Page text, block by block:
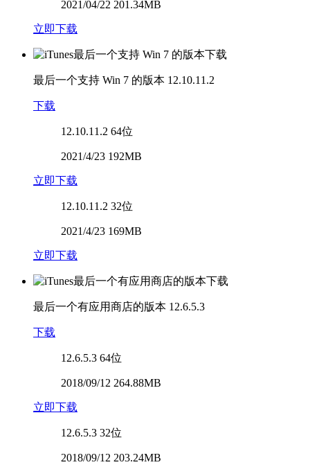
2021/04/22 201.34MB
立即下载
最后一个支持 Win 7 的版本 12.10.11.2
下载
12.10.11.2 64位
2021/4/23 192MB
立即下载
12.10.11.2 32位
2021/4/23 169MB
立即下载
最后一个有应用商店的版本 12.6.5.3
下载
12.6.5.3 64位
2018/09/12 264.88MB
立即下载
12.6.5.3 32位
2018/09/12 203.24MB